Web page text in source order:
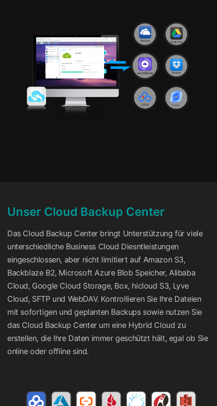
Unser Cloud Backup Center
Das Cloud Backup Center bringt Unterstützung für viele
unterschiedliche Business Cloud Diesntleistungen
eingeschlossen, aber nicht limitiert auf Amazon S3,
Backblaze B2, Microsoft Azure Blob Speicher, Alibaba
Cloud, Google Cloud Storage, Box, hicloud S3, Lyve
Cloud, SFTP und WebDAV. Kontrollieren Sie Ihre Dateien
mit sofortigen und geplanten Backups sowie nutzen Sie
das Cloud Backup Center um eine Hybrid Cloud zu
erstellen, die Ihre Daten immer geschützt hält, egal ob Sie
online oder offline sind.